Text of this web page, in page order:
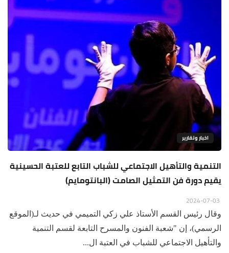
اخبار وتقارير
التنمية والتأهيل الاجتماعي للشباب التابع للعتبة الحسينية
يقيم دورة فن التمثيل الصامت (البانتومايم)
وقال رئيس القسم الأستاذ علي زكي التميمي في حديث لـ(الموقع
الرسمي)، إن "شعبة الفنون والمسرح التابعة لقسم التنمية
والتأهيل الاجتماعي للشباب في العتبة ال...